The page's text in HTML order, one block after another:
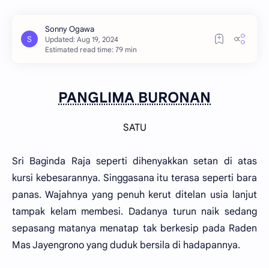
Estimated read time: 79 min
PANGLIMA BURONAN
SATU
Sri Baginda Raja seperti dihenyakkan setan di atas
kursi kebesarannya. Singgasana itu terasa seperti bara
panas. Wajahnya yang penuh kerut ditelan usia lanjut
tampak kelam membesi. Dadanya turun naik sedang
sepasang matanya menatap tak berkesip pada Raden
Mas Jayengrono yang duduk bersila di hadapannya.